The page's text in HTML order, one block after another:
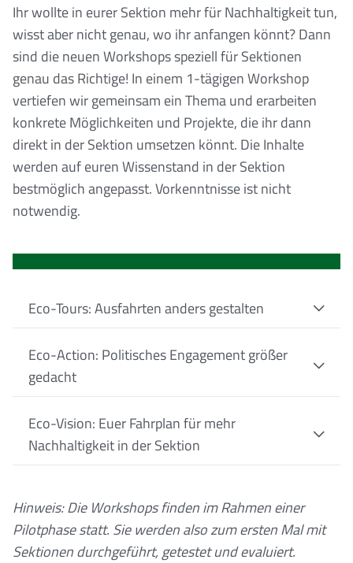
Ihr wollte in eurer Sektion mehr für Nachhaltigkeit tun,
wisst aber nicht genau, wo ihr anfangen könnt? Dann
sind die neuen Workshops speziell für Sektionen
genau das Richtige! In einem 1-tägigen Workshop
vertiefen wir gemeinsam ein Thema und erarbeiten
konkrete Möglichkeiten und Projekte, die ihr dann
direkt in der Sektion umsetzen könnt. Die Inhalte
werden auf euren Wissenstand in der Sektion
bestmöglich angepasst. Vorkenntnisse ist nicht
notwendig.
Eco-Tours: Ausfahrten anders gestalten
Eco-Action: Politisches Engagement größer
gedacht
Eco-Vision: Euer Fahrplan für mehr
Nachhaltigkeit in der Sektion
Hinweis: Die Workshops finden im Rahmen einer
Pilotphase statt. Sie werden also zum ersten Mal mit
Sektionen durchgeführt, getestet und evaluiert.